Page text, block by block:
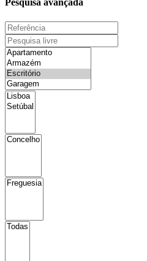
Pesquisa avançada